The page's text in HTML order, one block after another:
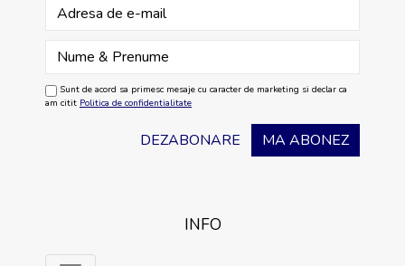
Sunt de acord sa primesc mesaje cu caracter de marketing si declar ca
am citit Politica de confidentialitate
MA ABONEZ
DEZABONARE
INFO